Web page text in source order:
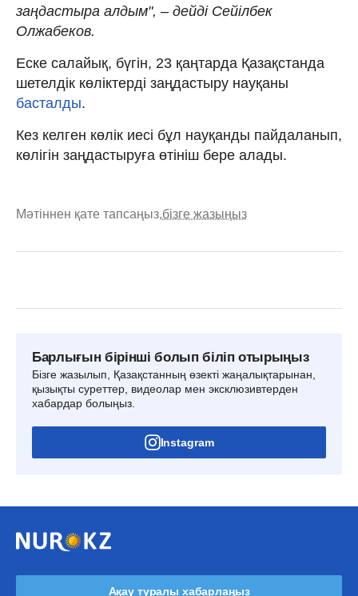
заңдастыра алдым", – дейді Сейілбек
Олжабеков.
Еске салайық, бүгін, 23 қаңтарда Қазақстанда
шетелдік көліктерді заңдастыру науқаны
басталды.
Кез келген көлік иесі бұл науқанды пайдаланып,
көлігін заңдастыруға өтініш бере алады.
Мәтіннен қате тапсаңыз,бізге жазыңыз
Барлығын бірінші болып біліп отырыңыз
Бізге жазылып, Қазақстанның өзекті жаңалықтарынан,
қызықты суреттер, видеолар мен эксклюзивтерден
хабардар болыңыз.
Instagram
Ақау туралы хабарлаңыз